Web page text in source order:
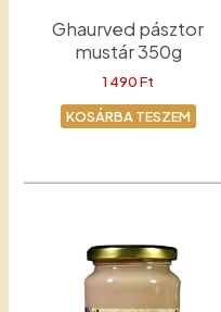
Ghaurved pásztor
mustár 350g
1 490Ft
KOSÁRBA TESZEM